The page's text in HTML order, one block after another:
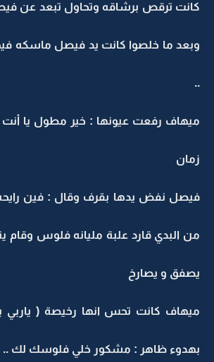
كانت ترقص برشاقه وتحاول تبعد عن
وبعد ما خلصوا كانت يد فيصل ماسكه
..
ميهاف رفعت عيونها : خير مطول يا
زمان
فيصل نفض يدها بقرف وقال : فين
من البدي قارد علبة مليانه فلوس وقام
يصفق و يصارخ
ميهاف كانت تحس انها رخيصة (
بهدوء ظاهر : مشكور خلي فلوسك لك ..